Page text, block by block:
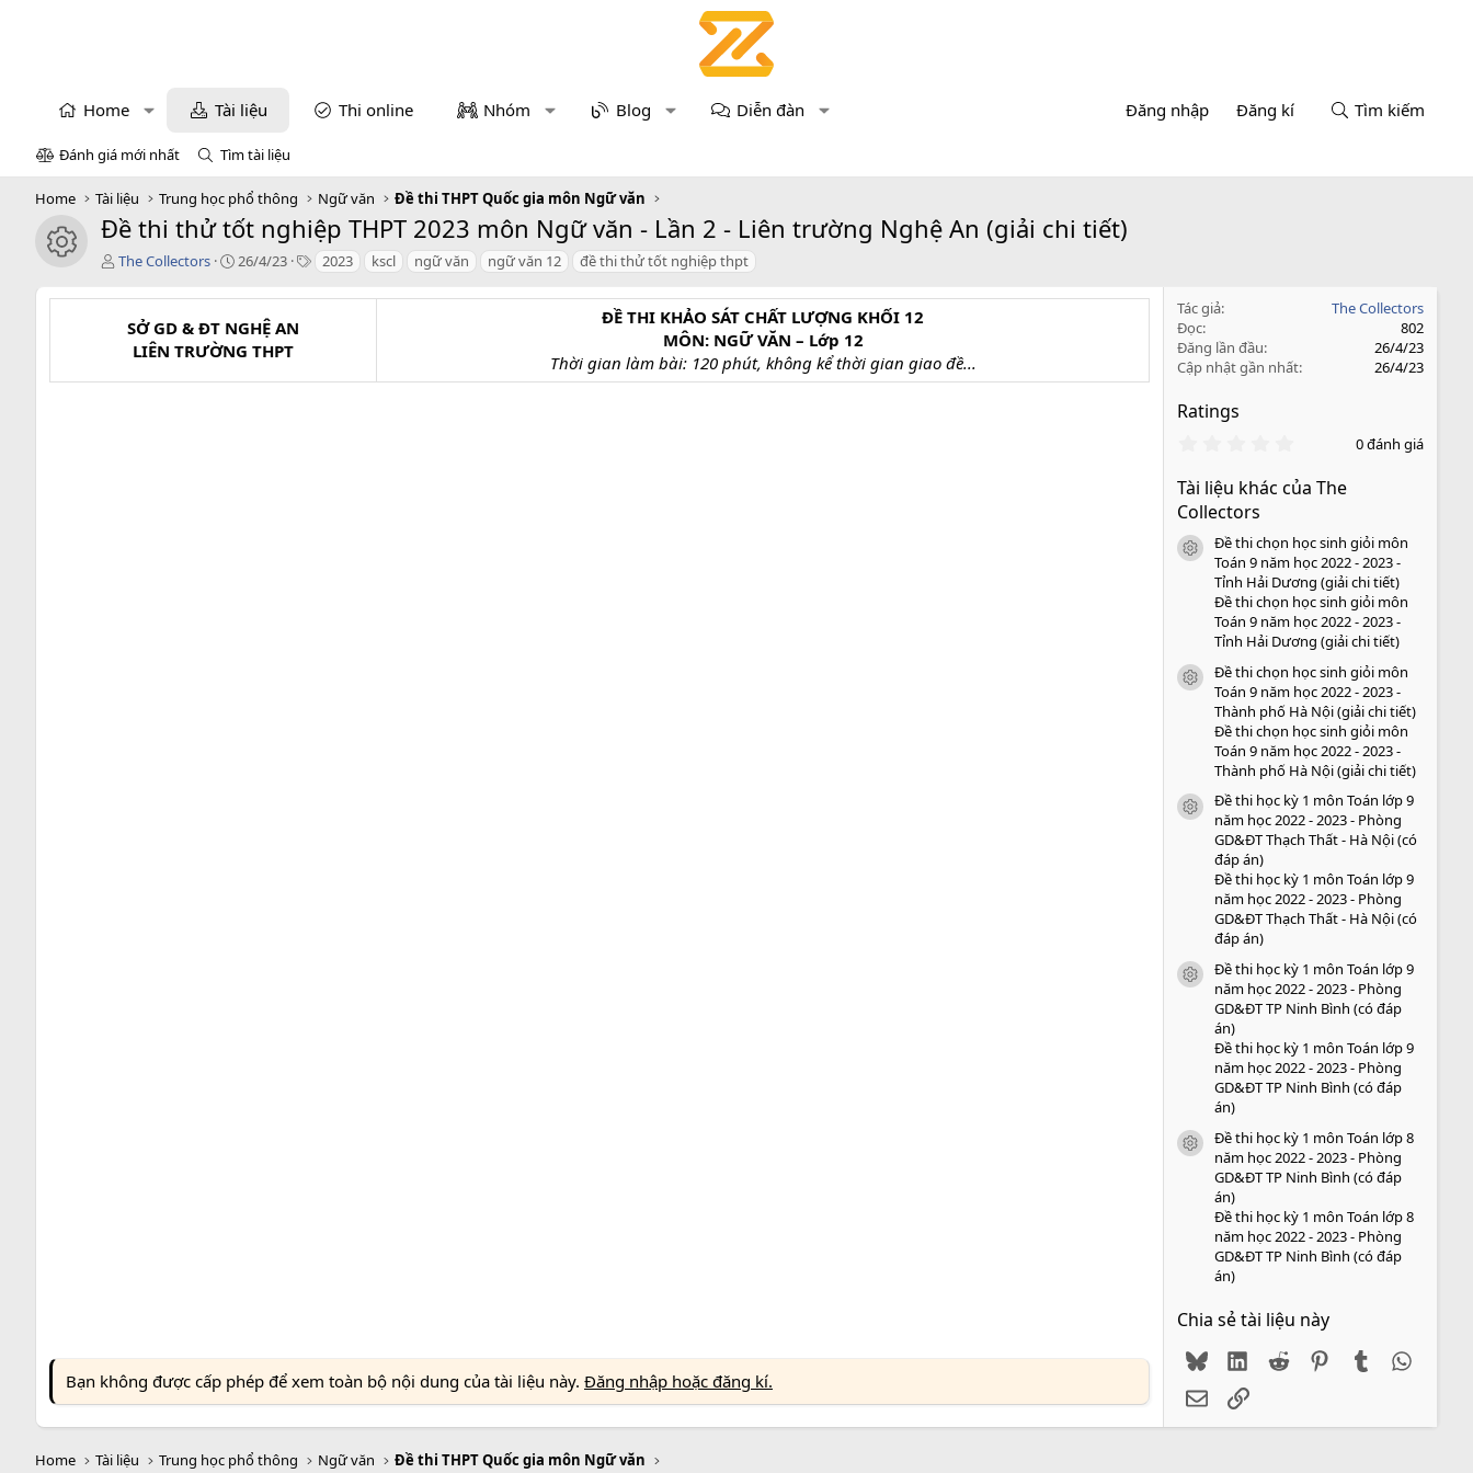
Home Tài liệu Thi online Nhóm Blog Diễn đàn Đăng nhập Đăng kí Tìm kiếm
Đánh giá mới nhất Tìm tài liệu
Home Tài liệu Trung học phổ thông Ngữ văn Đề thi THPT Quốc gia môn Ngữ văn
icon tài liệu
Đề thi thử tốt nghiệp THPT 2023 môn Ngữ văn - Lần 2 - Liên trường Nghệ An (giải chi tiết)
T
c
The Collectors
C
e
t
i
o
26/4/23
T
g
2023 kscl ngữ văn ngữ văn 12 đề thi thử tốt nghiệp thpt
SỞ GD & ĐT NGHỆ AN
LIÊN TRƯỜNG THPT
ĐỀ THI KHẢO SÁT CHẤT LƯỢNG KHỐI 12
MÔN: NGỮ VĂN – Lớp 12
Thời gian làm bài: 120 phút, không kể thời gian giao đề...
Bạn không được cấp phép để xem toàn bộ nội dung của tài liệu này. Đăng nhập hoặc đăng kí.
Tác giả
The Collectors
Đọc
802
Đăng lần đầu
26/4/23
Cập nhật gần nhất
26/4/23
Ratings
0
0
o
0 đánh giá
Tài liệu khác của The
Collectors
icon tài liệu
Đề thi chọn học sinh giỏi môn
Toán 9 năm học 2022 - 2023 -
Tỉnh Hải Dương (giải chi tiết)
Đề thi chọn học sinh giỏi môn
Toán 9 năm học 2022 - 2023 -
Tỉnh Hải Dương (giải chi tiết)
icon tài liệu
Đề thi chọn học sinh giỏi môn
Toán 9 năm học 2022 - 2023 -
Thành phố Hà Nội (giải chi tiết)
Đề thi chọn học sinh giỏi môn
Toán 9 năm học 2022 - 2023 -
Thành phố Hà Nội (giải chi tiết)
icon tài liệu
Đề thi học kỳ 1 môn Toán lớp 9
năm học 2022 - 2023 - Phòng
GD&ĐT Thạch Thất - Hà Nội (có
đáp án)
Đề thi học kỳ 1 môn Toán lớp 9
năm học 2022 - 2023 - Phòng
GD&ĐT Thạch Thất - Hà Nội (có
đáp án)
icon tài liệu
Đề thi học kỳ 1 môn Toán lớp 9
năm học 2022 - 2023 - Phòng
GD&ĐT TP Ninh Bình (có đáp
án)
Đề thi học kỳ 1 môn Toán lớp 9
năm học 2022 - 2023 - Phòng
GD&ĐT TP Ninh Bình (có đáp
án)
icon tài liệu
Đề thi học kỳ 1 môn Toán lớp 8
năm học 2022 - 2023 - Phòng
GD&ĐT TP Ninh Bình (có đáp
án)
Đề thi học kỳ 1 môn Toán lớp 8
năm học 2022 - 2023 - Phòng
GD&ĐT TP Ninh Bình (có đáp
án)
Chia sẻ tài liệu này
BlueskyLinkedIn
Reddit PinterestTumblr
EmailLink
Home Tài liệu Trung học phổ thông Ngữ văn Đề thi THPT Quốc gia môn Ngữ văn